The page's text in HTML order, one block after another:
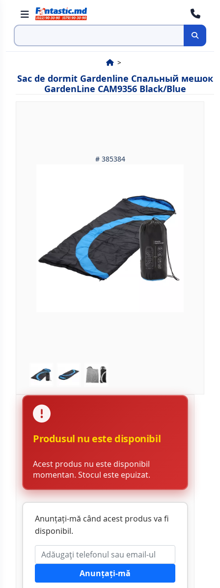
Cauta
Sac de dormit Gardenline Спальный мешок
GardenLine CAM9356 Black/Blue
# 385384
Produsul nu este disponibil
Acest produs nu este disponibil
momentan. Stocul este epuizat.
Anunțați-mă când acest produs va fi
disponibil.
Anunțați-mă